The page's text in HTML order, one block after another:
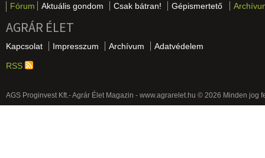
Fórum
Aktuális gondom Csak bátran! Gépismertető
AGRÁR ÉLET
Kapcsolat Impresszum Archívum Adatvédelem
RSS
AGS Proginvest Kft.- Agrár Élet Magazin - www.agrarelet.hu © 2026 Minden jog